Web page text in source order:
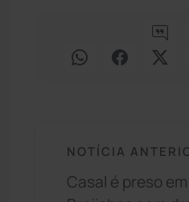
NOTÍCIA
Casal é preso